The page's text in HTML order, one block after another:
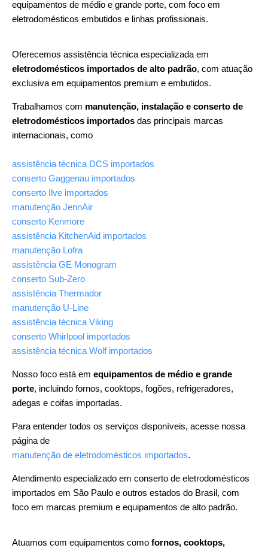
equipamentos de médio e grande porte, com foco em
eletrodomésticos embutidos e linhas profissionais.
Oferecemos assistência técnica especializada em
eletrodomésticos importados de alto padrão, com atuação
exclusiva em equipamentos premium e embutidos.
Trabalhamos com manutenção, instalação e conserto de
eletrodomésticos importados das principais marcas
internacionais, como
assistência técnica DCS importados
conserto Gaggenau importados
conserto Ilve importados
manutenção JennAir
conserto Kenmore
assistência KitchenAid importados
manutenção Lofra
assistência GE Monogram
conserto Sub-Zero
assistência Thermador
manutenção U-Line
assistência técnica Viking
conserto Whirlpool importados
assistência técnica Wolf importados
Nosso foco está em equipamentos de médio e grande
porte, incluindo fornos, cooktops, fogões, refrigeradores,
adegas e coifas importadas.
Para entender todos os serviços disponíveis, acesse nossa
página de
manutenção de eletrodomésticos importados.
Atendimento especializado em conserto de eletrodomésticos
importados em São Paulo e outros estados do Brasil, com
foco em marcas premium e equipamentos de alto padrão.
Atuamos com equipamentos como fornos, cooktops,